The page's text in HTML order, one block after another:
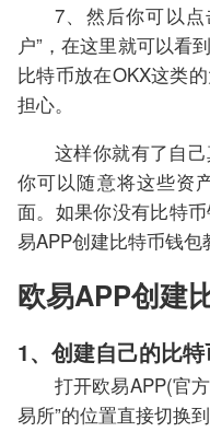
7、然后你可以
户”，在这里就可以看
比特币放在OKX这类
担心。
这样你就有了自
你可以随意将这些资
面。如果你没有比特
易APP创建比特币钱包
欧易APP创建
1、创建自己的比
打开欧易APP(官
易所”的位置直接切换到